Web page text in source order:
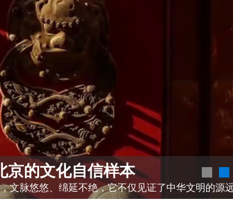
的文化自信样本